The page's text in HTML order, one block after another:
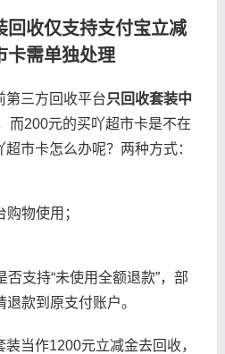
收仅支持支付宝立减
卡需单独处理
第三方回收平台只回收套装中
而200元的买吖超市卡是不在
市卡怎么办呢？两种方式：
物使用；
支持“未使用全额退款”，部
款到原支付账户。
当作1200元立减金去回收，